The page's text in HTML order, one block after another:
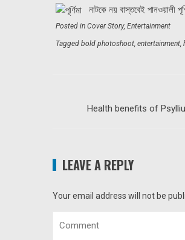
নাটকে নয় বাস্তবেই পানওয়ালী
Posted in Cover Story, Entertainment
Tagged bold photoshoot, entertainment,
Health benefits of
LEAVE A REPLY
Your email address will not be